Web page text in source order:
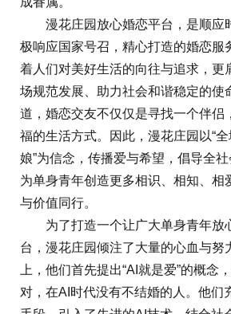
漫花庄园放心婚恋平台，是顺应
极响应国家号召，精心打造的婚恋服
着人们对美好生活的向往与追求，更
场规范发展、助力社会和谐稳定的使
道，婚恋交友不仅仅是寻找一个伴侣
福的生活方式。因此，漫花庄园以“
娘”为信念，传播爱与希望，倡导全
为单身青年创造更多相识、相知、相
与价值同行。
为了打造一个让广大单身青年放
台，漫花庄园倾注了大量的心血与努
上，他们首先提出“AI就是爱”的概念
对，在AI时代没有不结婚的人。他们